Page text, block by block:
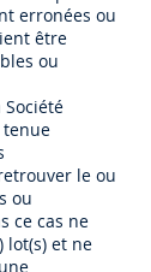
erronées ou
être
ou
tenue
le ou
ou
ce cas ne
lot(s) et ne